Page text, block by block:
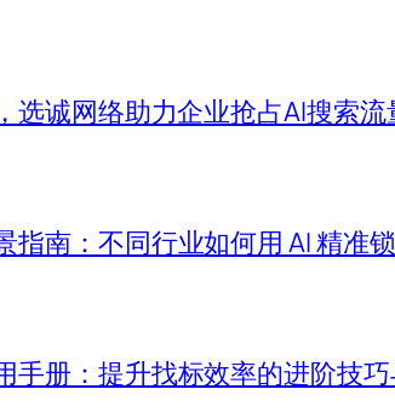
选诚网络助力企业抢占AI搜索流
指南：不同行业如何用 AI 精准
手册：提升找标效率的进阶技